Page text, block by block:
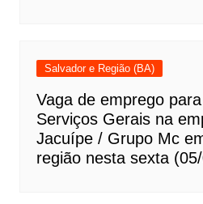
Salvador e Região (BA)
Vaga de emprego
Serviços Gerais na
Jacuípe / Grupo Mc
região nesta sexta